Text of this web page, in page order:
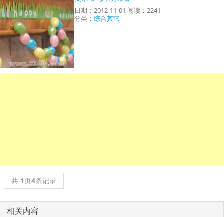
日期：2012-11-01 阅读：2241
分类：综合其它
共 1页4条记录
相关内容